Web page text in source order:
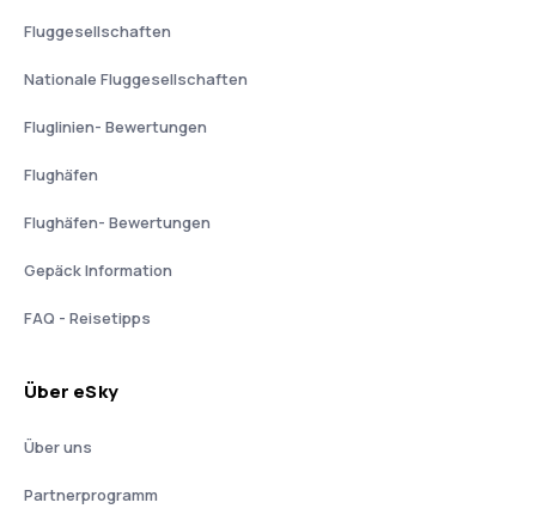
Fluggesellschaften
Nationale Fluggesellschaften
Fluglinien- Bewertungen
Flughäfen
Flughäfen- Bewertungen
Gepäck Information
FAQ - Reisetipps
Über eSky
Über uns
Partnerprogramm